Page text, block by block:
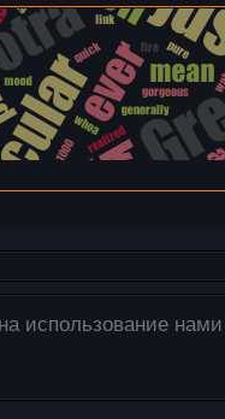
этого